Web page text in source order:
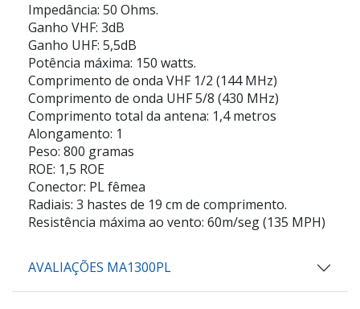
Impedância: 50 Ohms.
Ganho VHF: 3dB
Ganho UHF: 5,5dB
Potência máxima: 150 watts.
Comprimento de onda VHF 1/2 (144 MHz)
Comprimento de onda UHF 5/8 (430 MHz)
Comprimento total da antena: 1,4 metros
Alongamento: 1
Peso: 800 gramas
ROE: 1,5 ROE
Conector: PL fêmea
Radiais: 3 hastes de 19 cm de comprimento.
Resistência máxima ao vento: 60m/seg (135 MPH)
AVALIAÇÕES MA1300PL